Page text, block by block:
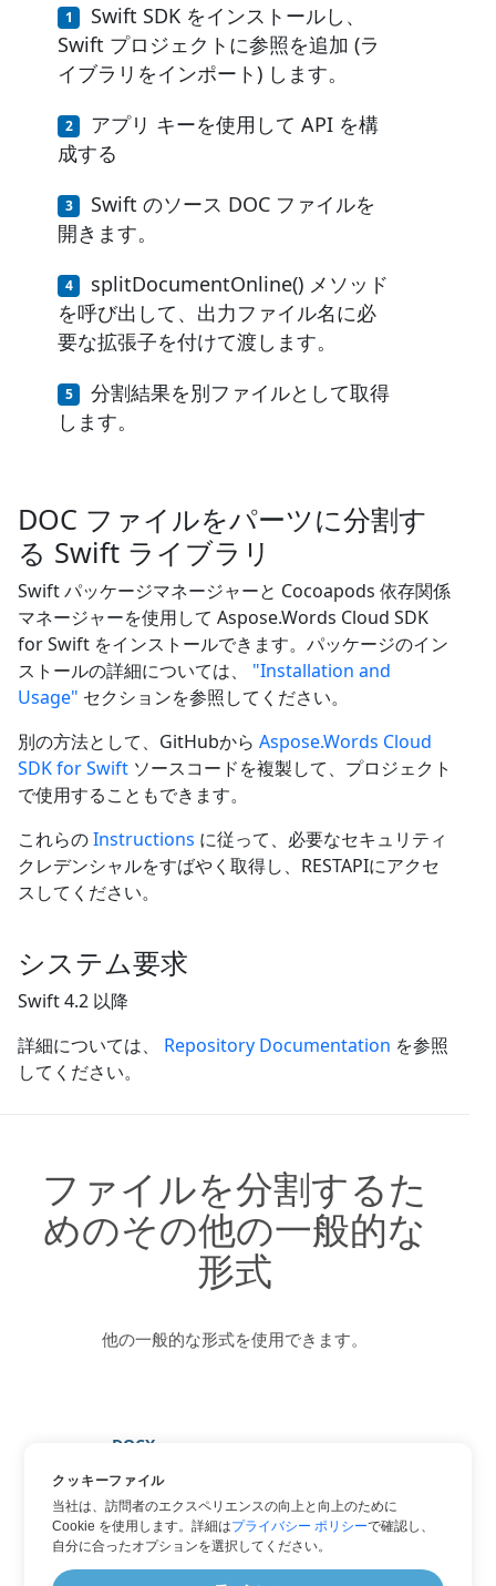
Swift SDK をインストールし、
Swift プロジェクトに参照を追加 (ラ
イブラリをインポート) します。
アプリ キーを使用して API を構
成する
Swift のソース DOC ファイルを
開きます。
splitDocumentOnline() メソッド
を呼び出して、出力ファイル名に必
要な拡張子を付けて渡します。
分割結果を別ファイルとして取得
します。
DOC ファイルをパーツに分割す
る Swift ライブラリ
Swift パッケージマネージャーと Cocoapods 依存関係
マネージャーを使用して Aspose.Words Cloud SDK
for Swift をインストールできます。パッケージのイン
ストールの詳細については、 "Installation and
Usage" セクションを参照してください。
別の方法として、GitHubから Aspose.Words Cloud
SDK for Swift ソースコードを複製して、プロジェクト
で使用することもできます。
これらのInstructions に従って、必要なセキュリティ
クレデンシャルをすばやく取得し、RESTAPIにアクセ
スしてください。
システム要求
Swift 4.2 以降
詳細については、 Repository Documentation を参照
してください。
ファイルを分割するた
めのその他の一般的な
形式
他の一般的な形式を使用できます。
DOCX
HTML
PDF
TXT
クッキーファイル
当社は、訪問者のエクスペリエンスの向上と向上のために
Cookie を使用します。詳細はプライバシー ポリシーで確認し、
自分に合ったオプションを選択してください。